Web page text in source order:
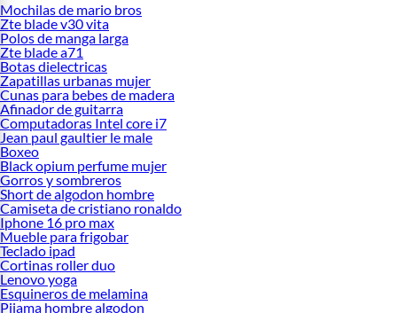
Mochilas de mario bros
Zte blade v30 vita
Polos de manga larga
Zte blade a71
Botas dielectricas
Zapatillas urbanas mujer
Cunas para bebes de madera
Afinador de guitarra
Computadoras Intel core i7
Jean paul gaultier le male
Boxeo
Black opium perfume mujer
Gorros y sombreros
Short de algodon hombre
Camiseta de cristiano ronaldo
Iphone 16 pro max
Mueble para frigobar
Teclado ipad
Cortinas roller duo
Lenovo yoga
Esquineros de melamina
Pijama hombre algodon